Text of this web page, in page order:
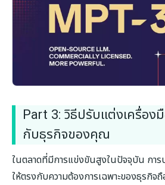
Part 3: วิธีปรับแต่งเครื่อง
กับธุรกิจของคุณ
ในตลาดที่มีการแข่งขันสูงในปัจจุบัน กา
ให้ตรงกับความต้องการเฉพาะของธุรกิ